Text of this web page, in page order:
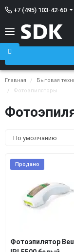
+7 (495) 103-42-60
Главная Бытовая
Фотоэпиляторы
Продано
Фотоэпилятор